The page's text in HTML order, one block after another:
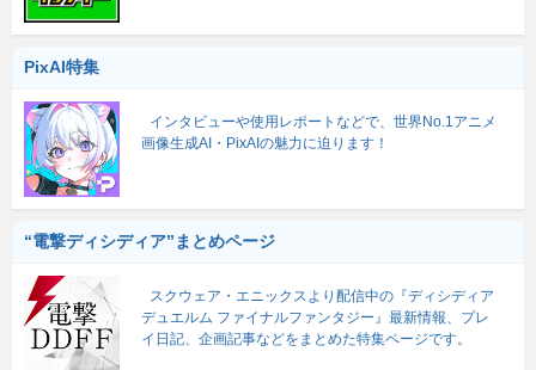
PixAI特集
インタビューや使用レポートなどで、世界No.1アニメ
画像生成AI・PixAIの魅力に迫ります！
“電撃ディシディア”まとめページ
スクウェア・エニックスより配信中の『ディシディア
デュエルム ファイナルファンタジー』最新情報、プレ
イ日記、企画記事などをまとめた特集ページです。